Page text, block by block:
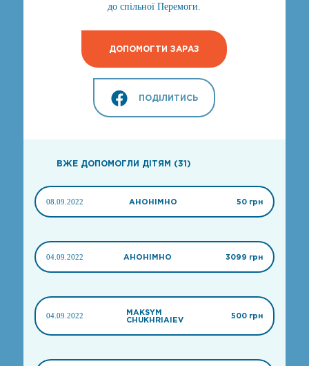
до спільної Перемоги.
ДОПОМОГТИ ЗАРАЗ
ПОДІЛИТИСЬ
ВЖЕ ДОПОМОГЛИ ДІТЯМ (31)
08.09.2022 АНОНІМНО 50 грн
04.09.2022 АНОНІМНО 3099 грн
04.09.2022
MAKSYM
CHUKHRIAIEV
500 грн